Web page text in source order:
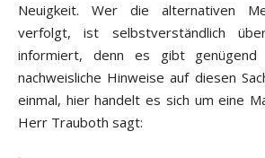
Neuigkeit. Wer die alternativen
verfolgt, ist selbstverständlich
informiert, denn es gibt genügend
nachweisliche Hinweise auf diesen
einmal, hier handelt es sich um eine
Herr Trauboth sagt: